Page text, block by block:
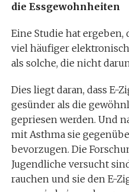
die Essgewohnheiten
Eine Studie hat ergeben,
viel häufiger
als solche, die nicht
Dies liegt daran, dass E-
gesünder als die
gepriesen werden. Und
mit Asthma sie
bevorzugen. Die
Jugendliche versucht
rauchen und sie den E-